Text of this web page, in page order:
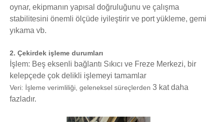
oynar, ekipmanın yapısal doğruluğunu ve çalışma
stabilitesini önemli ölçüde iyileştirir ve port yükleme, gemi
yıkama vb.
2. Çekirdek işleme durumları
İşlem: Beş eksenli bağlantı Sıkıcı ve Freze Merkezi, bir
kelepçede çok delikli işlemeyi tamamlar
Veri: İşleme verimliliği, geleneksel süreçlerden 3 kat daha
fazladır.